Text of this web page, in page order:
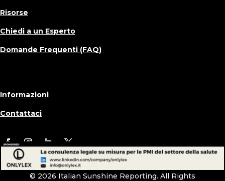
Risorse
Chiedi a un Esperto
Domande Frequenti (FAQ)
Informazioni
Contattaci
© 2026 Italian Sunshine Reporting. All Rights